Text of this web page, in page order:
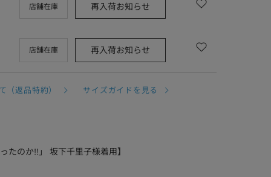
店舗在庫 再入荷お知らせ
店舗在庫 再入荷お知らせ
（返品特約）
サイズガイドを見る
たのか!!」 坂下千里子様着用】